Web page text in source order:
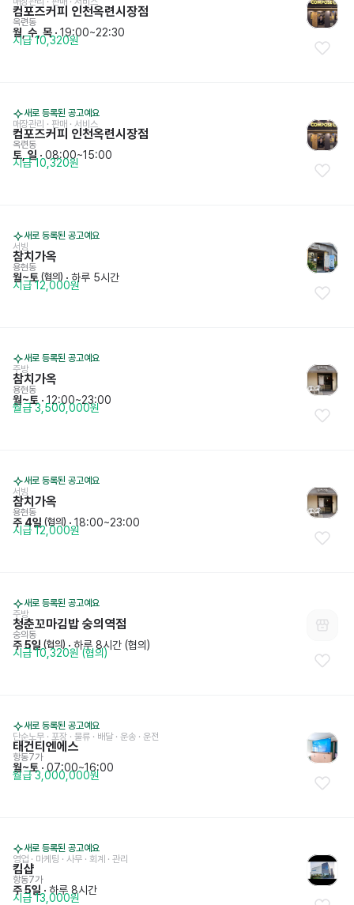
컴포즈커피 인천옥련시장점
옥련동
월, 수, 목 · 19:00~22:30
시급 10,320원
새로 등록된 공고예요
매장관리 · 판매 · 서비스
컴포즈커피 인천옥련시장점
옥련동
토, 일 · 08:00~15:00
시급 10,320원
새로 등록된 공고예요
서빙
참치가옥
용현동
월~토 (협의) · 하루 5시간
시급 12,000원
새로 등록된 공고예요
주방
참치가옥
용현동
월~토 · 12:00~23:00
월급 3,500,000원
새로 등록된 공고예요
서빙
참치가옥
용현동
주 4일 (협의) · 18:00~23:00
시급 12,000원
새로 등록된 공고예요
주방
청춘꼬마김밥 숭의역점
숭의동
주 5일 (협의) · 하루 8시간 (협의)
시급 10,320원 (협의)
새로 등록된 공고예요
단순노무 · 포장 · 물류 · 배달 · 운송 · 운전
태건티엔에스
항동7가
월~토 · 07:00~16:00
월급 3,000,000원
새로 등록된 공고예요
영업 · 마케팅 · 사무 · 회계 · 관리
킴샵
항동7가
주 5일 · 하루 8시간
시급 13,000원